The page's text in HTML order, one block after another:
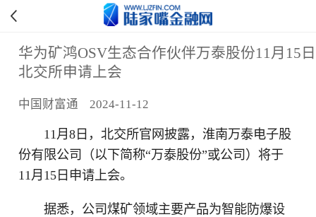
华为矿鸿OSV生态合作伙伴万泰股份11月15日
北交所申请上会
中国财富通 2024-11-12
11月8日，北交所官网披露，淮南万泰电子股
份有限公司（以下简称“万泰股份”或公司）将于
11月15日申请上会。
据悉，公司煤矿领域主要产品为智能防爆设